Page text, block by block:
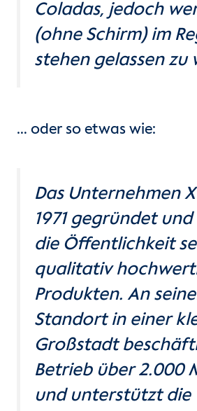
Coladas, jedoch
(ohne Schirm) im
stehen gelassen zu
… oder so etwas wie:
Das Unternehmen
1971 gegründet
die Öffentlichkeit
qualitativ
Produkten. An
Standort in einer
Großstadt
Betrieb über 2.000
und unterstützt die